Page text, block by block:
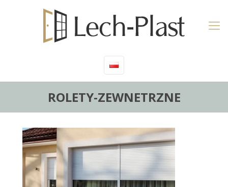
ROLETY-ZEWNETRZNE